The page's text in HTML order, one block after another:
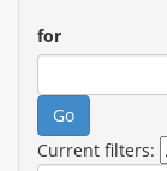
for
Current filters: